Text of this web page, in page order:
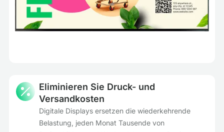
Eliminieren Sie Druck- und
Versandkosten
Digitale Displays ersetzen die wiederkehrende
Belastung, jeden Monat Tausende von